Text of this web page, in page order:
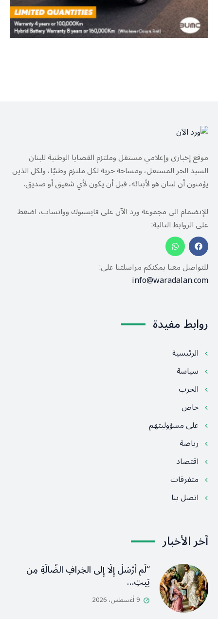
موقع إخباري وإعلامي مستقل وملتزم القضايا الوطنية للبنان
السيد الحر المستقل، ومساحة حرية لكل ملتزم وطنيًا، ولكل الذين
يؤمنون أن لبنان هو لأبنائه، قبل أن يكون لأي شقيق أو صديق.
للإنضمام الى مجموعة ورد الآن على فايسبوك وواتساب، اضغط
على الروابط التالية:
للتواصل معنا يمكنكم مراسلتنا على:
info@waradalan.com
روابط مفيدة
الرئيسية
سياسة
الحرب
خاص
على مسؤوليتهم
رياضة
اقتصاد
متفرقات
اتصل بنا
آخر الأخبار
“لَم أُرْسَلْ إِلَّا إِلى الخِرافِ الضَّالَّةِ مِن
بَيتِ…
9 أغسطس، 2026